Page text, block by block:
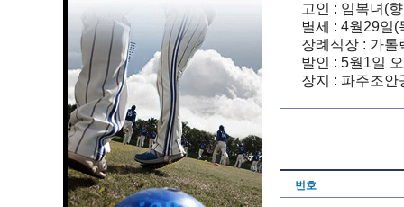
고인 : 임복녀(
별세 : 4월29일(
장례식장 : 가
발인 : 5월1일
장지 : 파주조안
번호